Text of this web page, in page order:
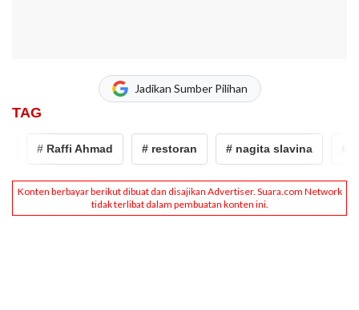
Jadikan Sumber Pilihan
TAG
# Raffi Ahmad # restoran # nagita slavina